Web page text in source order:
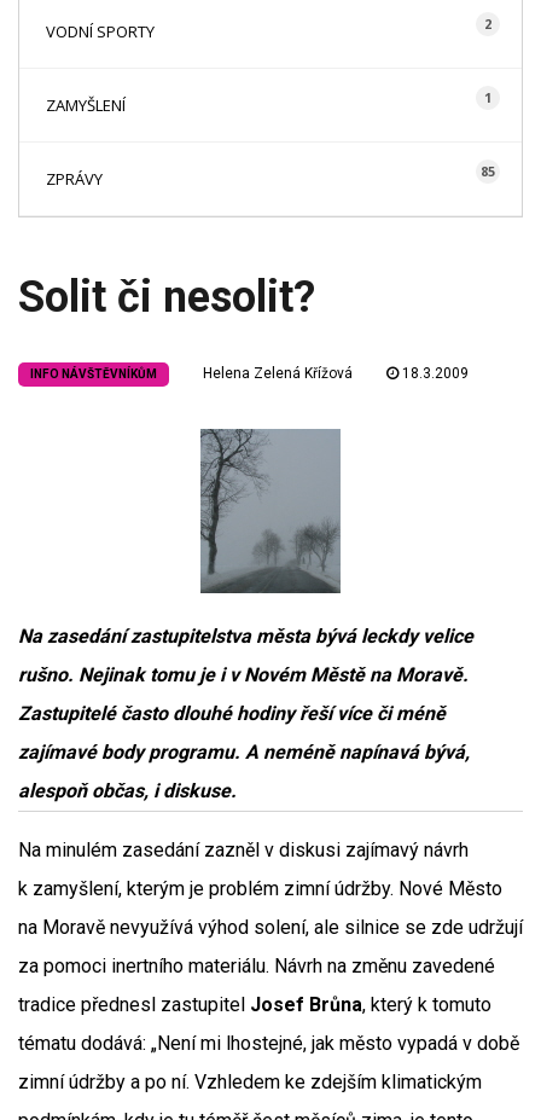
VODNÍ SPORTY 2
ZAMYŠLENÍ 1
ZPRÁVY 85
Solit či nesolit?
INFO NÁVŠTĚVNÍKŮM Helena Zelená Křížová 18.3.2009
Na zasedání zastupitelstva města bývá leckdy velice
rušno. Nejinak tomu je i v Novém Městě na Moravě.
Zastupitelé často dlouhé hodiny řeší více či méně
zajímavé body programu. A neméně napínavá bývá,
alespoň občas, i diskuse.
Na minulém zasedání zazněl v diskusi zajímavý návrh
k zamyšlení, kterým je problém zimní údržby. Nové Město
na Moravě nevyužívá výhod solení, ale silnice se zde udržují
za pomoci inertního materiálu. Návrh na změnu zavedené
tradice přednesl zastupitel Josef Brůna, který k tomuto
tématu dodává: „Není mi lhostejné, jak město vypadá v době
zimní údržby a po ní. Vzhledem ke zdejším klimatickým